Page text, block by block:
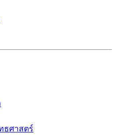
ธศาสตร์